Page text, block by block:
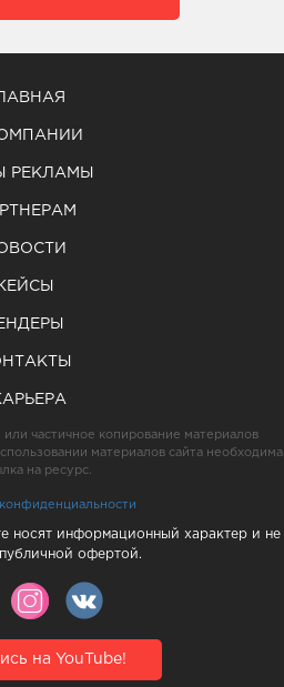
РЕКЛАМЫ
частичное копирование материалов
материалов сайта необходима
на ресурс.
конфиденциальности
носят информационный характер и не
офертой.
на YouTube!